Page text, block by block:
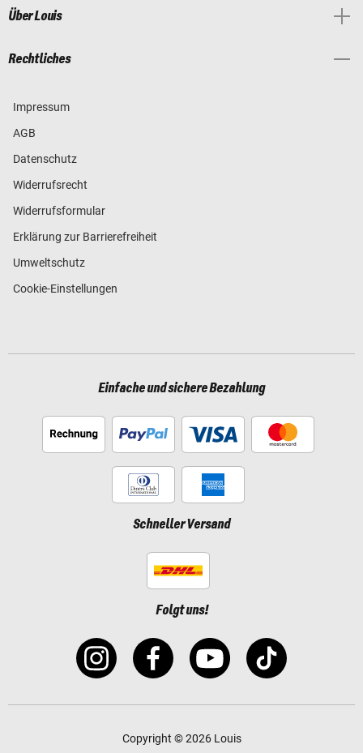
Über Louis
Rechtliches
Impressum
AGB
Datenschutz
Widerrufsrecht
Widerrufsformular
Erklärung zur Barrierefreiheit
Umweltschutz
Cookie-Einstellungen
Einfache und sichere Bezahlung
Schneller Versand
Folgt uns!
Copyright © 2026 Louis